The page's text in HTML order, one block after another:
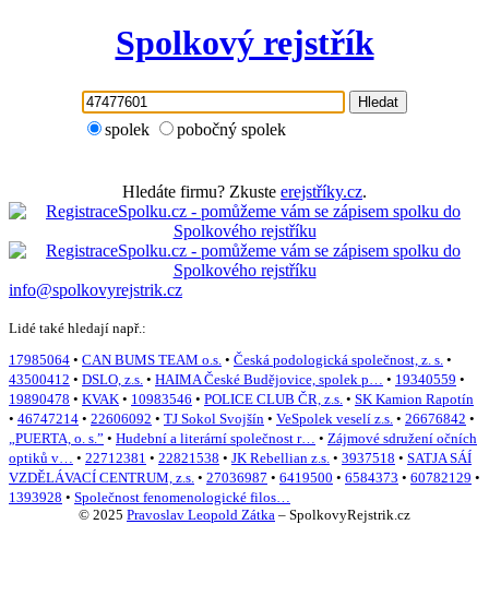
Spolkový rejstřík
Hledat
spolek pobočný spolek
Hledáte firmu? Zkuste erejstříky.cz.
info@spolkovyrejstrik.cz
Lidé také hledají např.:
17985064 • CAN BUMS TEAM o.s. • Česká podologická společnost, z. s. •
43500412 • DSLO, z.s. • HAIMA České Budějovice, spolek p… • 19340559 •
19890478 • KVAK • 10983546 • POLICE CLUB ČR, z.s. • SK Kamion Rapotín
• 46747214 • 22606092 • TJ Sokol Svojšín • VeSpolek veselí z.s. • 26676842 •
„PUERTA, o. s.” • Hudební a literární společnost r… • Zájmové sdružení očních
optiků v… • 22712381 • 22821538 • JK Rebellian z.s. • 3937518 • SATJA SÁÍ
VZDĚLÁVACÍ CENTRUM, z.s. • 27036987 • 6419500 • 6584373 • 60782129 •
1393928 • Společnost fenomenologické filos…
© 2025 Pravoslav Leopold Zátka – SpolkovyRejstrik.cz